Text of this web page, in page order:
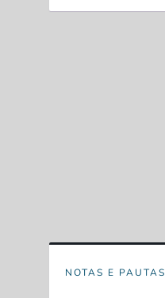
NOTAS E PAUTAS